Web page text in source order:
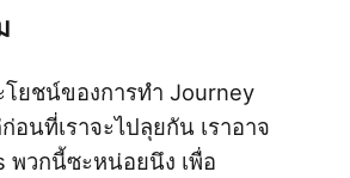
โยชน์ของการทำ Journey
อนที่เราจะไปลุยกัน เราอาจ
พวกนี้ซะหน่อยนึง เพื่อ